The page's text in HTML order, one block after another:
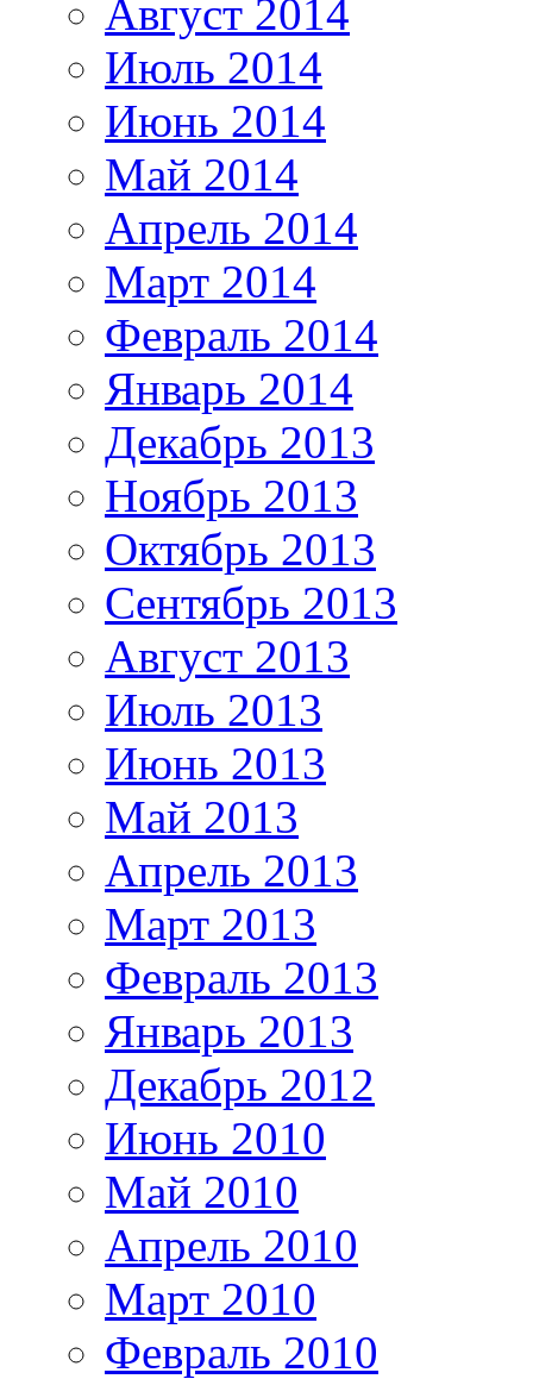
Август 2014
Июль 2014
Июнь 2014
Май 2014
Апрель 2014
Март 2014
Февраль 2014
Январь 2014
Декабрь 2013
Ноябрь 2013
Октябрь 2013
Сентябрь 2013
Август 2013
Июль 2013
Июнь 2013
Май 2013
Апрель 2013
Март 2013
Февраль 2013
Январь 2013
Декабрь 2012
Июнь 2010
Май 2010
Апрель 2010
Март 2010
Февраль 2010